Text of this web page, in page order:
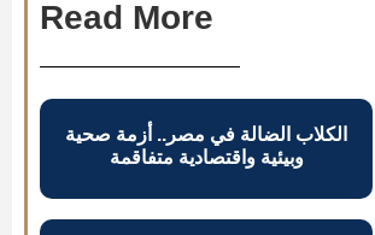
Read More
الكلاب الضالة في مصر.. أزمة صحية
وبيئية واقتصادية متفاقمة